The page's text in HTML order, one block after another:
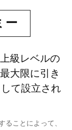
ー
級レベルの
大限に引き
て設立され
ことによって、